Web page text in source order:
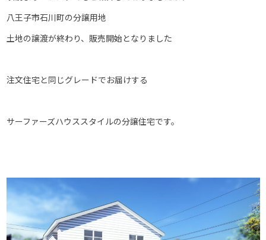
八王子市石川町の分譲用地
土地の譲渡が終わり、販売開始となりました
注文住宅と同じグレードでお届けする
サーファーズハウススタイルの分譲住宅です。